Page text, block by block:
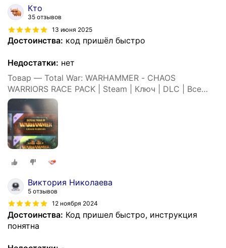
Кто
35 отзывов
13 июня 2025
Достоинства: код пришёл быстро
Недостатки: нет
Товар — Total War: WARHAMMER - CHAOS
WARRIORS RACE PACK | Steam | Ключ | DLC | Все
страны
Виктория Николаева
5 отзывов
12 ноября 2024
Достоинства: Код пришел быстро, инструкция
понятна